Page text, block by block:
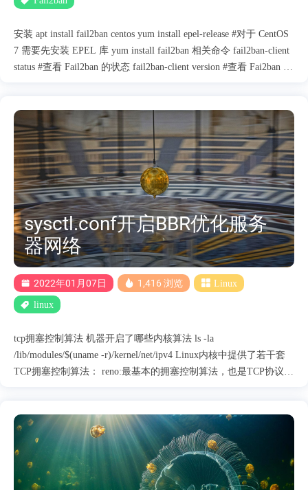
安装 apt install fail2ban centos yum install epel-release #对于 CentOS
7 需要先安装 EPEL 库 yum install fail2ban 相关命令 fail2ban-client
status #查看 Fail2ban 的状态 fail2ban-client version #查看 Fai2ban 的
#停止 Fail2ban systemctl restart fail2ban #重启 Fail2ban tail -f
/var/log/fail2ban.log #打开 Fail2ban 的日志监控 iptables --list -n #显
示系统当前 iptables iptables -D INPUT -s xxx.xxx.xxx.xxx -j DROP #
解除封禁的 IP 主....
sysctl.conf开启BBR优化服务
器网络
2022年01月07日 1,416 浏览 Linux
linux
tcp拥塞控制算法 机器开启了哪些内核算法 ls -la
/lib/modules/$(uname -r)/kernel/net/ipv4 Linux内核中提供了若干套
TCP拥塞控制算法： reno:最基本的拥塞控制算法，也是TCP协议的
改版的bic，适用环境比bic广泛一点，它是2.6.19之后的linux内核的
默认算法； hybla:适用于高延时、高丢包率的网络，比如卫星链路
——同样适用于中美之间的链路。 h-tcp:高性能网络中综合表现比
较优秀的算法，但它有rtt不公平性和低带宽不友好性等问题。 所
以我在欧美服务器开启: echo "net.core.default_qdisc=fq_codel" >>